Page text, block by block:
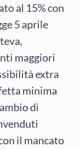
al 15% con
5 aprile
maggiori
extra
minima
di
il mancato